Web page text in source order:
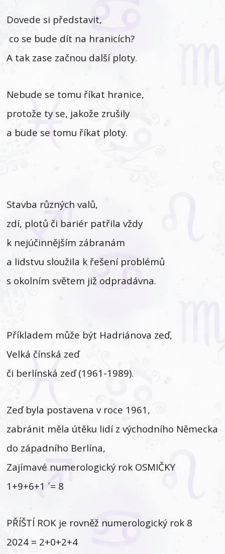
Dovede si představit,
co se bude dít na hranicích?
A tak zase začnou další ploty.
Nebude se tomu říkat hranice,
protože ty se, jakože zrušily
a bude se tomu říkat ploty.
Stavba různých valů,
zdí, plotů či bariér patřila vždy
k nejúčinnějším zábranám
a lidstvu sloužila k řešení problémů
s okolním světem již odpradávna.
Příkladem může být Hadriánova zeď,
Velká čínská zeď
či berlínská zeď (1961-1989).
Zeď byla postavena v roce 1961,
zabránit měla útěku lidí z východního Německa
do západního Berlína,
Zajímavé numerologický rok OSMIČKY
1+9+6+1 ´= 8
PŘÍŠTÍ ROK je rovněž numerologický rok 8
2024 = 2+0+2+4